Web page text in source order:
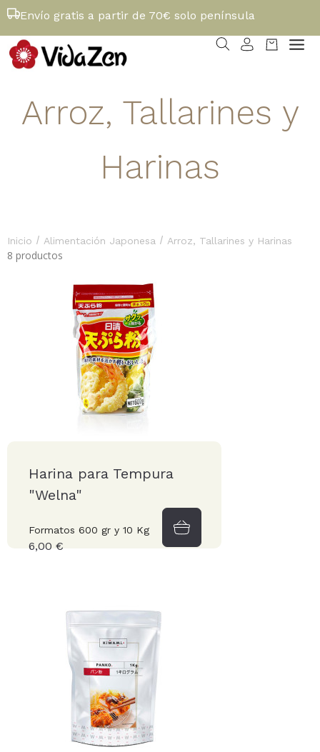
Envío gratis a partir de 70€ solo península
Arroz, Tallarines y
Harinas
Inicio / Alimentación Japonesa / Arroz, Tallarines y Harinas
8 productos
Harina para Tempura
"Welna"
Formatos 600 gr y 10 Kg
6,00 €